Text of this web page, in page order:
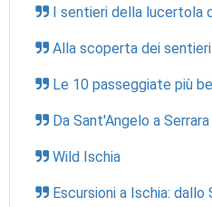
I sentieri della lucertola
Alla scoperta dei
Le 10 passeggiate più
Da Sant'Angelo a Serrara
Wild Ischia
Escursioni a Ischia: dallo